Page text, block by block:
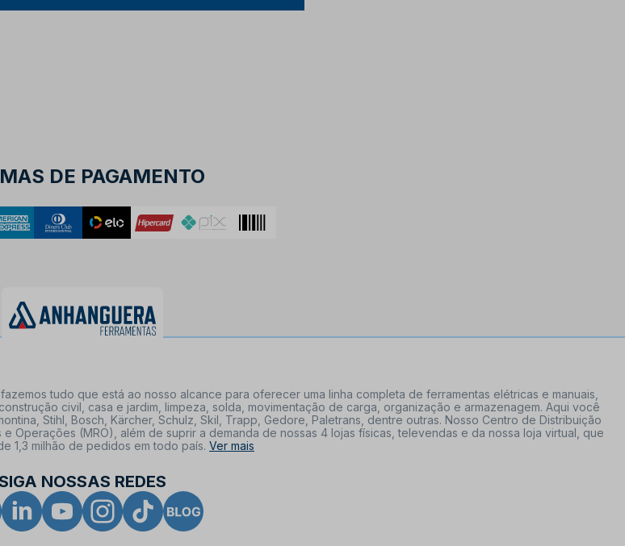
DE PAGAMENTO
tudo que está ao nosso alcance para oferecer uma linha completa de ferramentas elétricas e manuais,
civil, casa e jardim, limpeza, solda, movimentação de carga, organização e armazenagem. Aqui você
Stihl, Bosch, Kärcher, Schulz, Skil, Trapp, Gedore, Paletrans, dentre outras. Nosso Centro de Distribuição
Operações (MRO), além de suprir a demanda de nossas 4 lojas físicas, televendas e da nossa loja virtual, que
1,3 milhão de pedidos em todo país. Ver mais
NOSSAS REDES